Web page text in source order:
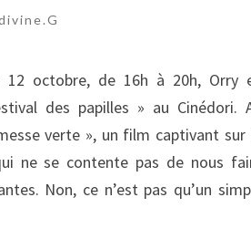
12 octobre, de 16h à 20h, Orry
des papilles » au Cinédori.
verte », un film captivant sur
ne se contente pas de nous
Non, ce n’est pas qu’un